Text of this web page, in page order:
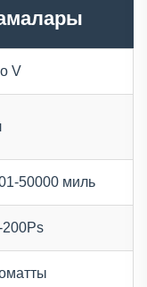
V
50000 миль
200Ps